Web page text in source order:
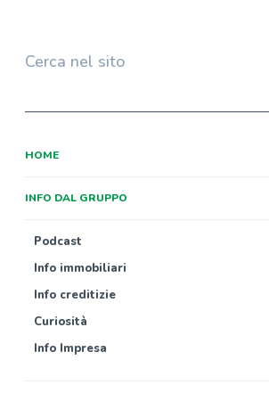
Cerca nel sito
HOME
INFO DAL GRUPPO
Podcast
Info immobiliari
Info creditizie
Curiosità
Info Impresa